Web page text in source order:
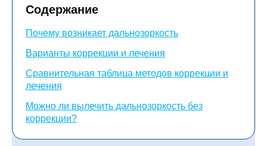
Содержание
Почему возникает дальнозоркость
Варианты коррекции и лечения
Сравнительная таблица методов коррекции и
лечения
Можно ли вылечить дальнозоркость без
коррекции?